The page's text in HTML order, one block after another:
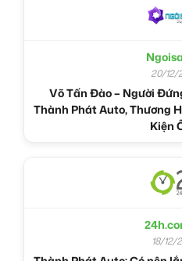
20/12/
Võ Tấn Đào – Người
Thành Phát Auto, Thương
Kiện
18/12/